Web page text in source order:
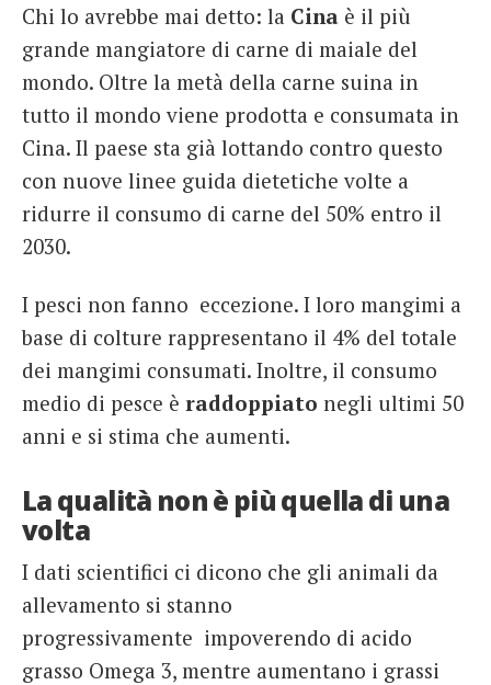
Chi lo avrebbe mai detto: la Cina è il più
grande mangiatore di carne di maiale del
mondo. Oltre la metà della carne suina in
tutto il mondo viene prodotta e consumata in
Cina. Il paese sta già lottando contro questo
con nuove linee guida dietetiche volte a
ridurre il consumo di carne del 50% entro il
2030.
I pesci non fanno eccezione. I loro mangimi a
base di colture rappresentano il 4% del totale
dei mangimi consumati. Inoltre, il consumo
medio di pesce è raddoppiato negli ultimi 50
anni e si stima che aumenti.
La qualità non è più quella di una
volta
I dati scientifici ci dicono che gli animali da
allevamento si stanno
progressivamente impoverendo di acido
grasso Omega 3, mentre aumentano i grassi